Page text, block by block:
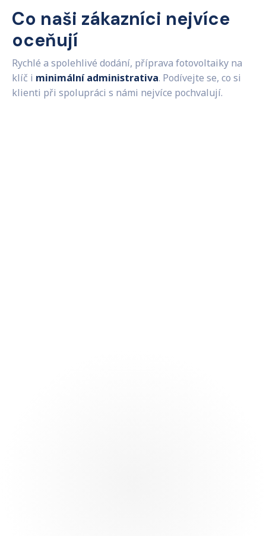
Co naši zákazníci nejvíce
oceňují
Rychlé a spolehlivé dodání, příprava fotovoltaiky na
klíč i minimální administrativa. Podívejte se, co si
klienti při spolupráci s námi nejvíce pochvalují.